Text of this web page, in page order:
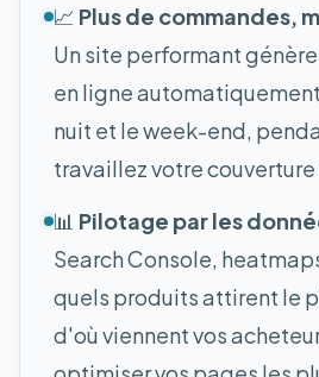
📈 Plus de commandes,
Un site performant
en ligne
nuit et le week-end,
travaillez votre
📊 Pilotage par les
Search Console,
quels produits attirent le
d'où viennent vos